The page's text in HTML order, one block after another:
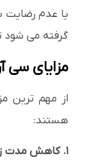
یا عدم رضایت
گرفته می شود
مزایای سی
از مهم ترین
هستند:
1. کاهش مدت زمان ارزیابی های مربوط به ارتباط با مشتریان: